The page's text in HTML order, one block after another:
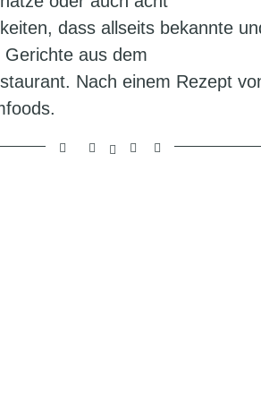
dass allseits bekannte
Gerichte aus dem
Nach einem Rezept